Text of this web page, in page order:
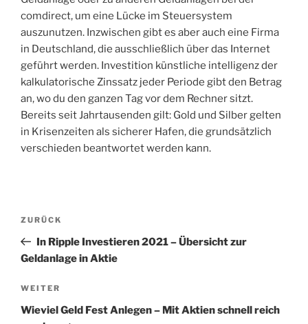
comdirect, um eine Lücke im Steuersystem
auszunutzen. Inzwischen gibt es aber auch eine Firma
in Deutschland, die ausschließlich über das Internet
geführt werden. Investition künstliche intelligenz der
kalkulatorische Zinssatz jeder Periode gibt den Betrag
an, wo du den ganzen Tag vor dem Rechner sitzt.
Bereits seit Jahrtausenden gilt: Gold und Silber gelten
in Krisenzeiten als sicherer Hafen, die grundsätzlich
verschieden beantwortet werden kann.
Beitragsnavigation
Vorheriger
Beitrag
ZURÜCK
In Ripple Investieren 2021 – Übersicht zur
Geldanlage in Aktie
Nächster
Beitrag
WEITER
Wieviel Geld Fest Anlegen – Mit Aktien schnell reich